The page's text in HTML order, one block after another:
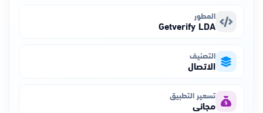
المطور
Getverify LDA
التصنيف
الاتصال
تسعير التطبيق
مجاني